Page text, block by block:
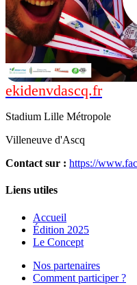
Édition 2018
ekidenvdascq.fr
Stadium Lille Métropole
Villeneuve d'Ascq
Contact sur : https://
Liens utiles
Accueil
Édition 2025
Le Concept
Nos partenaires
Comment participer ?